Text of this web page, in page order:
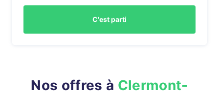
C'est parti
Nos offres à Clermont-